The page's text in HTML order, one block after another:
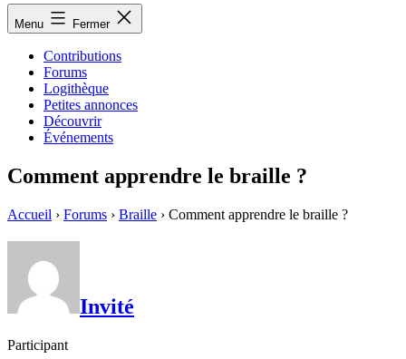
Menu Fermer
Contributions
Forums
Logithèque
Petites annonces
Découvrir
Événements
Comment apprendre le braille ?
Accueil › Forums › Braille › Comment apprendre le braille ?
Invité
Participant